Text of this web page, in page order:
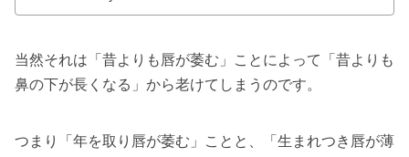
当然それは「昔よりも唇が萎む」ことによって「昔よりも
鼻の下が長くなる」から老けてしまうのです。
つまり「年を取り唇が萎む」ことと、「生まれつき唇が薄